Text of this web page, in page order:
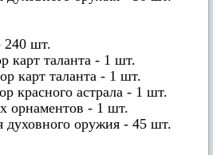
240 шт.
карт таланта - 1 шт.
карт таланта - 1 шт.
красного астрала - 1 шт.
орнаментов - 1 шт.
духовного оружия - 45 шт.